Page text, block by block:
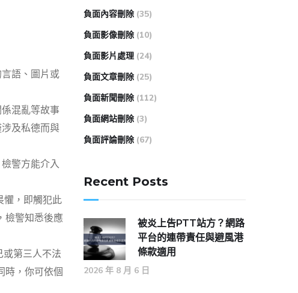
語、圖片或
混亂等故事
及私德而與
警方能介入
懼，即觸犯此
檢警知悉後應
或第三人不法
時，你可依個
負面內容刪除 (35)
負面影像刪除 (10)
負面影片處理 (24)
負面文章刪除 (25)
負面新聞刪除 (112)
負面網站刪除 (3)
負面評論刪除 (67)
Recent Posts
被炎上告PTT站方？網路
平台的連帶責任與避風港
條款適用
2026 年 8 月 6 日